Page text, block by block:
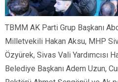
TBMM AK Parti Grup Başkanı
Milletvekili Hakan Aksu, MHP
Özyürek, Sivas Vali Yardımcısı
Belediye Başkanı Adem Uzun,